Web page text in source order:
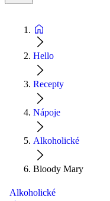
Hello
Recepty
Nápoje
Alkoholické
Bloody Mary
Alkoholické